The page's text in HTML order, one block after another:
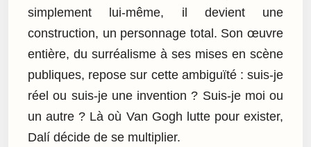
simplement lui-même, il devient une
construction, un personnage total. Son œuvre
entière, du surréalisme à ses mises en scène
publiques, repose sur cette ambiguïté : suis-je
réel ou suis-je une invention ? Suis-je moi ou
un autre ? Là où Van Gogh lutte pour exister,
Dalí décide de se multiplier.